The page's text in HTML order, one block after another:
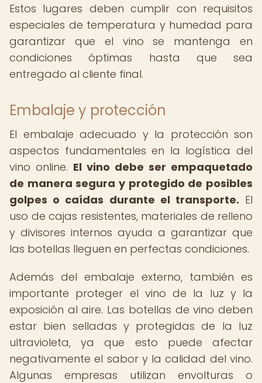
Estos lugares deben cumplir con requisitos
especiales de temperatura y humedad para
garantizar que el vino se mantenga en
condiciones óptimas hasta que sea
entregado al cliente final.
Embalaje y protección
El embalaje adecuado y la protección son
aspectos fundamentales en la logística del
vino online. El vino debe ser empaquetado
de manera segura y protegido de posibles
golpes o caídas durante el transporte. El
uso de cajas resistentes, materiales de relleno
y divisores internos ayuda a garantizar que
las botellas lleguen en perfectas condiciones.
Además del embalaje externo, también es
importante proteger el vino de la luz y la
exposición al aire. Las botellas de vino deben
estar bien selladas y protegidas de la luz
ultravioleta, ya que esto puede afectar
negativamente el sabor y la calidad del vino.
Algunas empresas utilizan envolturas o